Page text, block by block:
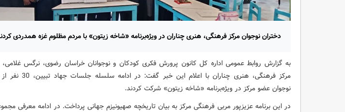
دختران نوجوان مرکز فرهنگی، هنری چناران در ویژه‌برنامه «شاخه زیتون» با مردم مظلوم غزه همدردی
به گزارش روابط عمومی اداره کل کانون پرورش فکری کودکان و نوجوانان خراسان رضوی، نرگس
مرکز فرهنگی، هنری چناران با اعلام این
نوجوان عضو مرکز در ویژه‌برنامه «شاخه زیتون» شرکت کردند.
در این برنامه عزیزپور مربی فرهنگی مرکز به بیان تاریخچه صهیونیزم جهانی پرداخت. در ادامه معرفی